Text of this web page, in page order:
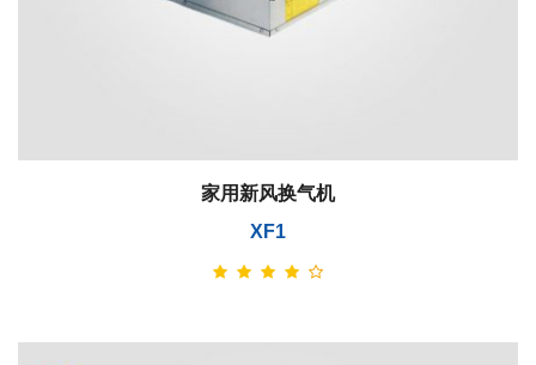
家用新风换气机
XF1